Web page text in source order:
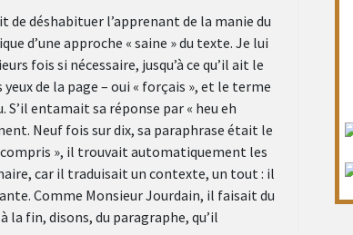
déshabituer l’apprenant de la manie du
d’une approche « saine » du texte. Je lui
fois si nécessaire, jusqu’à ce qu’il ait le
de la page – oui « forçais », et le terme
S’il entamait sa réponse par « heu eh
Neuf fois sur dix, sa paraphrase était le
», il trouvait automatiquement les
car il traduisait un contexte, un tout : il
Comme Monsieur Jourdain, il faisait du
la fin, disons, du paragraphe, qu’il